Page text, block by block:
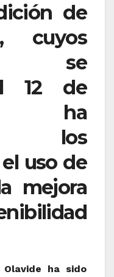
de
cuyos
se
12 de
ha
los
uso de
mejora
ha sido